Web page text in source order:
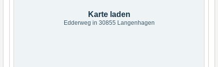
Karte laden
Edderweg in 30855 Langenhagen